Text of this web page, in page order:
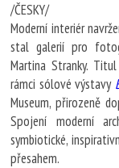
/ČESKY/
Moderní interiér
stal galerií pro
Martina Stranky.
rámci sólové výstavy
Museum, přirozeně
Spojení moderní
symbiotické,
přesahem.